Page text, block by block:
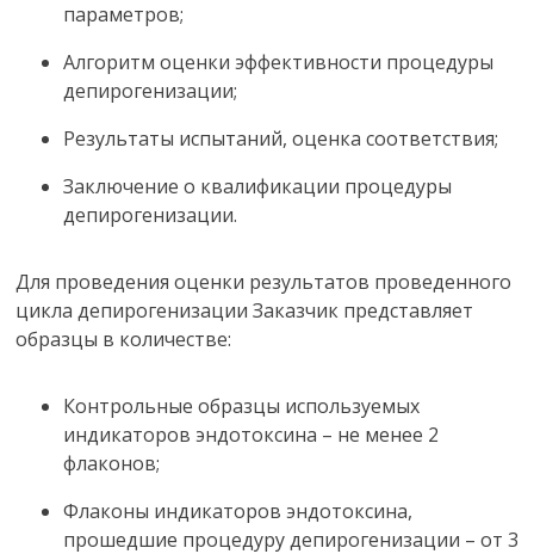
параметров;
Алгоритм оценки эффективности процедуры
депирогенизации;
Результаты испытаний, оценка соответствия;
Заключение о квалификации процедуры
депирогенизации.
Для проведения оценки результатов проведенного
цикла депирогенизации Заказчик представляет
образцы в количестве:
Контрольные образцы используемых
индикаторов эндотоксина – не менее 2
флаконов;
Флаконы индикаторов эндотоксина,
прошедшие процедуру депирогенизации – от 3